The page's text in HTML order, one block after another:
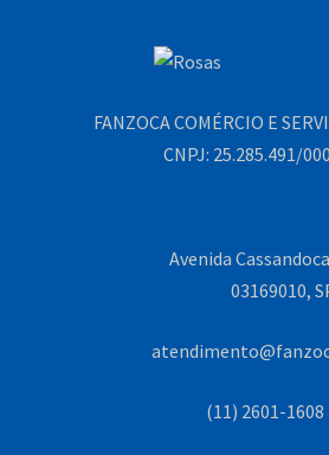
FANZOCA COMÉRCIO E
CNPJ: 25.285.491/
Avenida
03169010,
(11) 2601-1608